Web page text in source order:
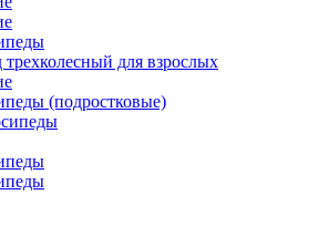
для взрослых
(подростковые)